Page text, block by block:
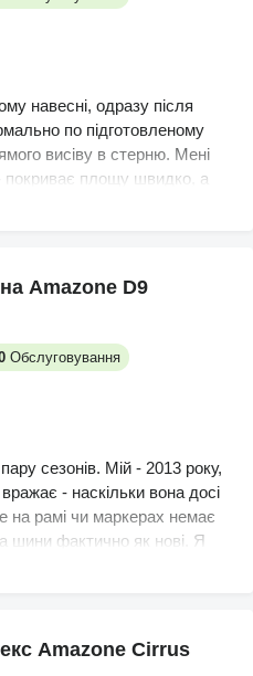
навесні, одразу після
по підготовленому
висіву в стерню. Мені
площу швидко, а
мінус - ті пластикові
на чистку замість того, щоб
поломок. Колеса трохи
міняв їх двічі, тож
зручності ця комплектація
по полю, менше палива,
Amazone D9
Обслуговування
сезонів. Мій - 2013 року,
- наскільки вона досі
на рамі чи маркерах немає
шини фактично як нові. Я
його бортовий комп’ютер - ну
зернятка - виглядає трохи
хотілося б більше
Amazone Cirrus